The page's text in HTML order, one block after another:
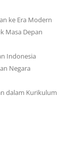
ke Era Modern
Masa Depan
Indonesia
Negara
dalam Kurikulum